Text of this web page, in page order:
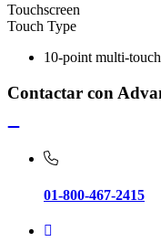
Touchscreen
Touch Type
10-point multi-
Contactar con
01-800-467-2415